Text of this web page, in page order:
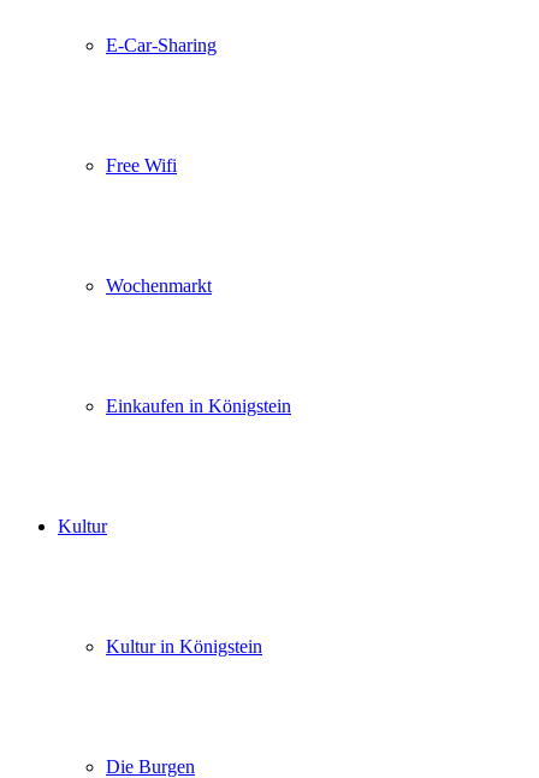
E-Car-Sharing
Free Wifi
Wochenmarkt
Einkaufen in Königstein
Kultur
Kultur in Königstein
Die Burgen